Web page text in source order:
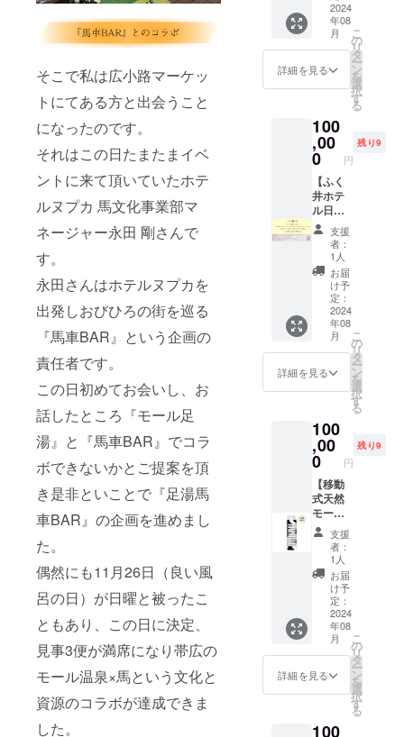
そこで私は広小路マーケッ
トにてある方と出会うこと
になったのです。
それはこの日たまたまイベ
ントに来て頂いていたホテ
ルヌプカ 馬文化事業部マ
ネージャー永田 剛さんで
す。
永田さんはホテルヌプカを
出発しおびひろの街を巡る
『馬車BAR』という企画の
責任者です。
この日初めてお会いし、お
話したところ『モール足
湯』と『馬車BAR』でコラ
ボできないかとご提案を頂
き是非といことで『足湯馬
車BAR』の企画を進めまし
た。
偶然にも11月26日（良い風
呂の日）が日曜と被ったこ
ともあり、この日に決定、
見事3便が満席になり帯広の
モール温泉×馬という文化と
資源のコラボが達成できま
した。
りま
す。 ※
日帰り
の有効
期限は
ら5年以
内とさ
せてい
ただき
ます。
ら5年以
内とさ
せてい
ただき
ます。
気分に
合わせ
て「和
食」
「洋
食」
「中華
粥」
「コン
チネン
タル」
の4種類
からお
選びい
ただけ
ます。
十勝清
水町あ
直送牛
乳や音
更町更
葉園産
十勝大
豆の納
豆な
ど、地
元の食
材を取
り揃え
ビュッ
フェ
コー
ナーも
ござい
ます。
良いお
法 入浴
券をフ
ロント
スタッ
フにお
有効期
限は裏
面の日
付から5
年以内
とさせ
ていた
だきま
す。
となっ
ており
ます。
※ホテル
の予約
状況に
よりご
ただけ
ない日
もござ
いま
す、予
めご了
承くだ
さい。
・ふく
井ホテ
ル日帰
り入浴
券30枚
45,000
円分に
相当
（入浴
料1,500
円×30回
分) ■日
浴券使
用方法
入浴券
をフロ
ント ス
タッフ
にお渡
しくだ
さい。
※有効期
限は裏
面の日
付から5
年以内
とさせ
ていた
だきま
す。 ■-
ご朝食-
■ その
分に合
に渡せ
る入浴
券50
枚】
（内
容）
【お2人
泊２食
宿泊券
ふく井
ホテル
２階レ
ストラ
ン バイ
プレー
ンにて
朝食と
夕食が
付いた
プラン
となっ
ており
ます。
※ホテル
の予約
状況に
よりご
ただけ
ない日
もござ
いま
す、予
めご了
承くだ
さい。
・ふく
井ホテ
ル日帰
り入浴
券30枚
75,000
円分に
相当
（入浴
料1,500
円×50回
分) ※日
浴券の
2024
年08
月
詳細を見る
こ
の
リ
タ
ー
ン
を
選
択
す
る
100
,00
0 円
残り9
【ふく
井ホテ
ル日帰
り入浴
年間パ
スポー
ト＋オ
リジナ
ル モー
ルTシャ
ツ1枚＋
入浴券
50枚】
（内
容） ・
ふく井
日帰り
入浴が
一年間
入り放
題とな
るパス
ポート
です。
・ふく
井ホテ
ル日帰
り入浴
券50枚
75,000
円分に
相当
（入浴
料1,500
円×50回
分) ■使
・パス
支援
者：
1人
お届
け予
定：
2024
年08
月
詳細を見る
こ
の
リ
タ
ー
ン
を
選
択
す
る
100
,00
0 円
残り9
【移動
式天然
モール
足湯 広
告 ＋ふ
く井ホ
テル日
帰り入
浴券50
枚】
（内
容） ・
移動式
天然
モール
足湯の
ルに企
支援
者：
1人
お届
け予
定：
2024
年08
月
詳細を見る
こ
の
リ
タ
ー
ン
を
選
択
す
る
100